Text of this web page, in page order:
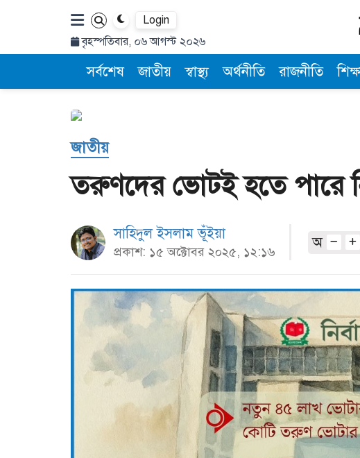
Login
বৃহস্পতিবার, ০৬ আগস্ট ২০২৬
সর্বশেষ জাতীয় স্বাস্থ্য অর্থনীতি রাজনীতি
জাতীয়
তরুণদের ভোটই হতে পারে
সাহিদুল ইসলাম ভূঁইয়া
প্রকাশ: ১৫ অক্টোবর ২০২৫, ১২:১৬
অ